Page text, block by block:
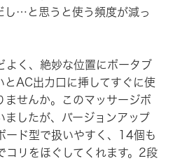
し…と思うと使う頻度が減っ
よく、絶妙な位置にポータブ
とAC出力口に挿してすぐに使
ませんか。このマッサージボ
ましたが、バージョンアップ
ード型で扱いやすく、14個も
コリをほぐしてくれます。2段